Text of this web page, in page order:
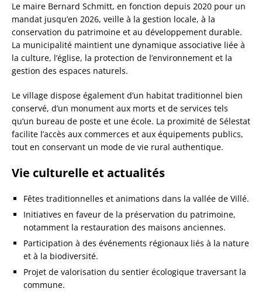
Le maire Bernard Schmitt, en fonction depuis 2020 pour un
mandat jusqu’en 2026, veille à la gestion locale, à la
conservation du patrimoine et au développement durable.
La municipalité maintient une dynamique associative liée à
la culture, l’église, la protection de l’environnement et la
gestion des espaces naturels.
Le village dispose également d’un habitat traditionnel bien
conservé, d’un monument aux morts et de services tels
qu’un bureau de poste et une école. La proximité de Sélestat
facilite l’accès aux commerces et aux équipements publics,
tout en conservant un mode de vie rural authentique.
Vie culturelle et actualités
Fêtes traditionnelles et animations dans la vallée de Villé.
Initiatives en faveur de la préservation du patrimoine,
notamment la restauration des maisons anciennes.
Participation à des événements régionaux liés à la nature
et à la biodiversité.
Projet de valorisation du sentier écologique traversant la
commune.